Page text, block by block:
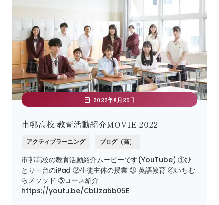
2022年8月25日
市邨高校 教育活動紹介MOVIE 2022
アクティブラーニング ブログ（高）
市邨高校の教育活動紹介ムービーです(YouTube) ①ひ
とり一台のiPad ②生徒主体の授業 ③ 英語教育 ④いちむ
らメソッド ⑤コース紹介
https://youtu.be/CbLlzabb05E